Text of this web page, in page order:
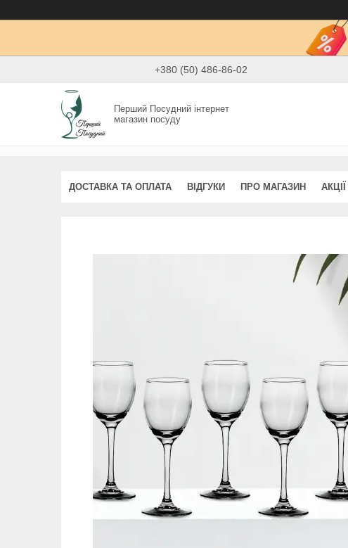
+380 (50) 486-86-02
Перший Посудний інтернет
магазин посуду
ДОСТАВКА ТА ОПЛАТА ВІДГУКИ ПРО МАГАЗИН АКЦІЇ